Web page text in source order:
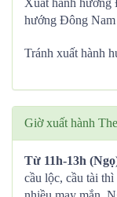
Xuất hành hướng
hướng Đông
Tránh xuất hành
Giờ xuất hành
Từ 11h-13h
cầu lộc, cầu tài